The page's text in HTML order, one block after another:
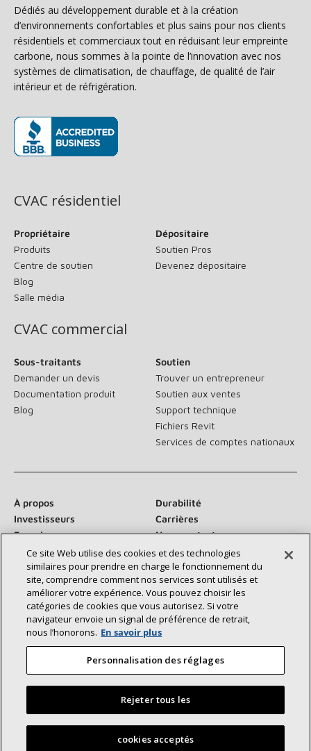
Dédiés au développement durable et à la création
d’environnements confortables et plus sains pour nos clients
résidentiels et commerciaux tout en réduisant leur empreinte
carbone, nous sommes à la pointe de l’innovation avec nos
systèmes de climatisation, de chauffage, de qualité de l’air
intérieur et de réfrigération.
CVAC résidentiel
Propriétaire
Produits
Centre de soutien
Blog
Salle média
Dépositaire
Soutien Pros
Devenez dépositaire
CVAC commercial
Sous-traitants
Demander un devis
Documentation produit
Blog
Soutien
Trouver un entrepreneur
Soutien aux ventes
Support technique
Fichiers Revit
Services de comptes nationaux
À propos
Durabilité
Investisseurs
Carrières
Fournisseurs
Nous contacter
Salle de presse
Communiquez avec nous :
©2026 Lennox International Inc.
Déclaration d’accessibilité
Confidentialité
Conditions générales
Ce site Web utilise des cookies et des technologies
similaires pour prendre en charge le fonctionnement du
site, comprendre comment nos services sont utilisés et
améliorer votre expérience. Vous pouvez choisir les
catégories de cookies que vous autorisez. Si votre
navigateur envoie un signal de préférence de retrait,
nous l’honorons. En savoir plus
Personnalisation des réglages
Rejeter tous les
cookies acceptés